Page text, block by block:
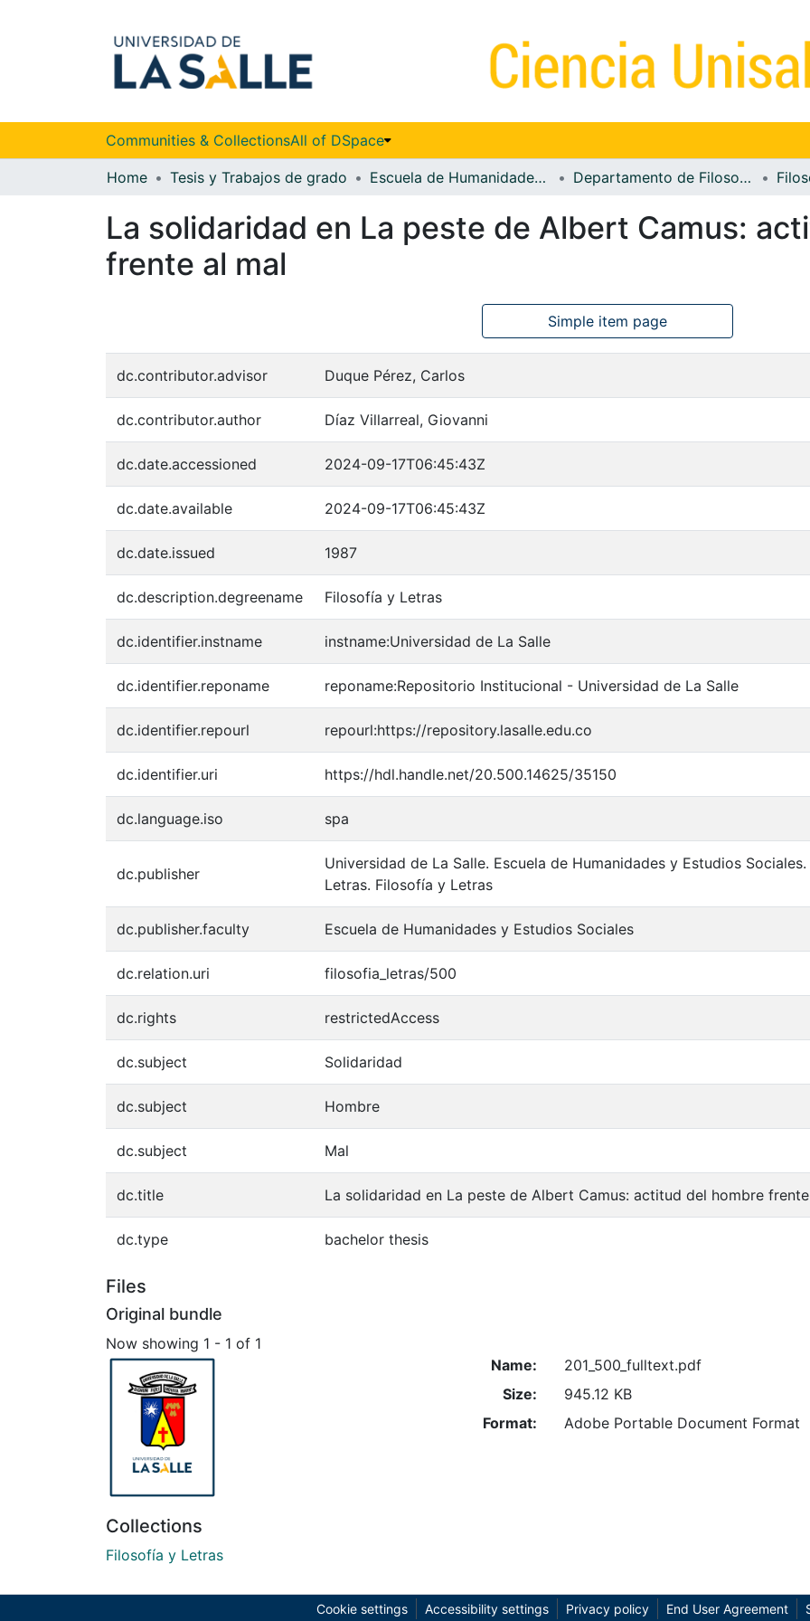
Communities & CollectionsAll of DSpace
Home Tesis y Trabajos de grado Escuela de Humanidades y Estudios Sociales Departamento de Filosofía, Arte y Letras
La solidaridad en La peste de Albert Camus:
frente al mal
Simple item page
dc.contributor.advisor Duque Pérez, Carlos
dc.contributor.author Díaz Villarreal, Giovanni
dc.date.accessioned 2024-09-17T06:45:43Z
dc.date.available 2024-09-17T06:45:43Z
dc.date.issued 1987
dc.description.degreename Filosofía y Letras
dc.identifier.instname instname:Universidad de La Salle
dc.identifier.reponame reponame:Repositorio Institucional - Universidad de La Salle
dc.identifier.repourl repourl:https://repository.lasalle.edu.co
dc.identifier.uri https://hdl.handle.net/20.500.14625/35150
dc.language.iso spa
dc.publisher
Universidad de La Salle. Escuela de Humanidades y Estudios
Letras. Filosofía y Letras
dc.publisher.faculty Escuela de Humanidades y Estudios Sociales
dc.relation.uri filosofia_letras/500
dc.rights restrictedAccess
dc.subject Solidaridad
dc.subject Hombre
dc.subject Mal
dc.title La solidaridad en La peste de Albert Camus: actitud del hombre
dc.type bachelor thesis
Files
Original bundle
Now showing 1 - 1 of 1
Name:
201_500_fulltext.pdf
Size:
945.12 KB
Format:
Adobe Portable Document Format
Collections
Filosofía y Letras
Cookie settings Accessibility settings Privacy policy End User Agreement